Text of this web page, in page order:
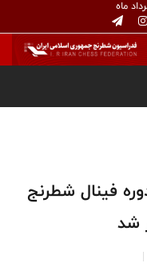
ماه
فینال شطرنج
شد